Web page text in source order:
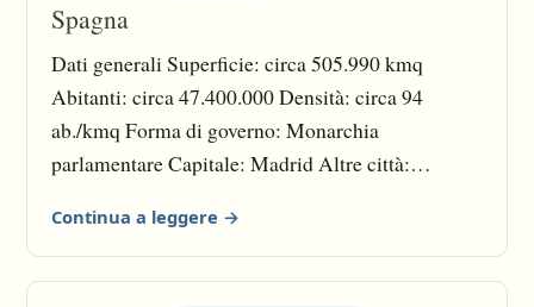
Spagna
Dati generali Superficie: circa 505.990 kmq
Abitanti: circa 47.400.000 Densità: circa 94
ab./kmq Forma di governo: Monarchia
parlamentare Capitale: Madrid Altre città:
Bilbao, Granada. Moneta attuale: Euro (€) Moneta
precedente: Peseta Lingua: Castigliano (spagnolo,
Continua a leggere →